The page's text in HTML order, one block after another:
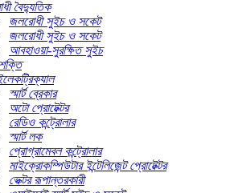
বৈদ্যুতিক
জলরোধী সুইচ ও সকেট
জলরোধী সুইচ ও সকেট
আবহাওয়া-সুরক্ষিত সুইচ
ইলেকট্রিক্যাল
স্মার্ট ব্রেকার
অটো প্রোটেক্টর
রেডিও কন্ট্রোলার
স্মার্ট লক
প্রোগ্রামেবল কন্ট্রোলার
মাইক্রোকম্পিউটার ইন্টেলিজেন্ট প্রোটেক্টর
ভেক্টর রূপান্তরকারী